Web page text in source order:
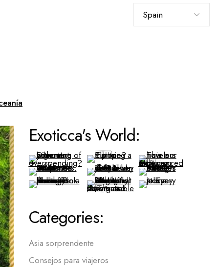
idioma
Exoticca's World:
Categories:
Asia sorprendente
Consejos para viajeros